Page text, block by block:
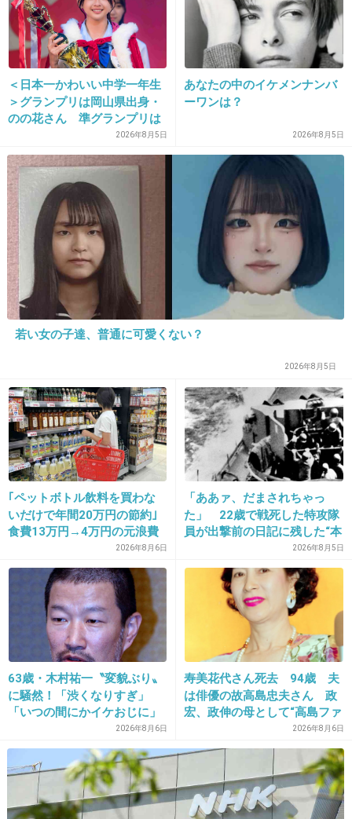
+111 -6
22. 匿名2014/01/09(木) 19:20:21
お互いにモデル出身、身長差もちょうどいい
し、二人とも落ち着いた雰囲気ですごくいいな
と思う。
+193 -3
23. 匿名 2014/01/09(木) 19:20:41
11の写真が似合いすぎてもう夫婦みたい
24. 匿名2014/01/09(木) 19:20:48
ごちそうさん夫婦お似合い
なんだかニヤニヤしちゃうｗ
+85
視聴率は世間が正月ボケで下がっただけ
杏の熱愛報道の影響？NHK「ごちそうさ
ん」の視聴率が急落！
girlschannel.net
杏の熱愛報道の影響？NHK「ごちそうさん」の視聴率が急落！熱愛報道が
あった6日、 ↓ ↓ 放送された「ごちそうさん」は”ここ２カ月間では２番目に
低い数字”となったそうです。 杏「ごちそうさん」で夫婦役を演じる東出昌
大の実家デートが発覚！NHK朝の連続テレ...
+81 -7
26. 匿名 2014/01/09(木) 19:23:05
＜日本一かわいい中学一年生
＞グランプリは岡山県出身・
のの花さん 準グランプリは
徳島県出身・つむぎさん2026年8月5日
あなたの中のイケメンナンバ
ーワンは？
2026年8月5日
若い女の子達、普通に可愛くない？
2026年8月5日
｢ペットボトル飲料を買わな
いだけで年間20万円の節約｣
食費13万円→4万円の元浪費
主婦が買うのをやめた食品5
つ
2026年8月6日
「ああァ、だまされちゃっ
た」 22歳で戦死した特攻隊
員が出撃前の日記に残した“本
2026年8月5日
63歳・木村祐一〝変貌ぶり〟
に騒然！「渋くなりすぎ」
「いつの間にかイケおじに」
2026年8月6日
寿美花代さん死去 94歳 夫
は俳優の故高島忠夫さん 政
宏、政伸の母として“高島ファ
2026年8月6日